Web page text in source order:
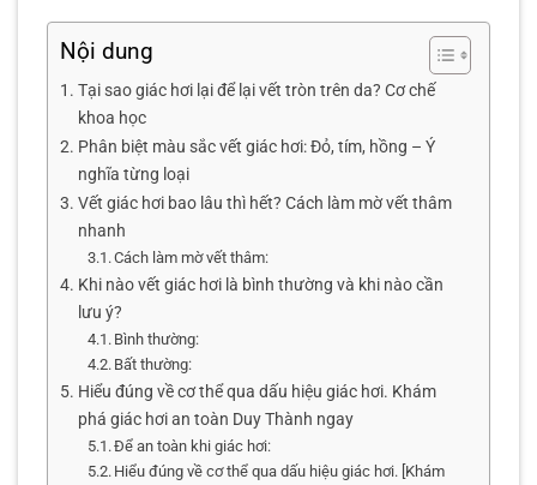
Nội dung
Tại sao giác hơi lại để lại vết tròn trên da? Cơ chế
khoa học
Phân biệt màu sắc vết giác hơi: Đỏ, tím, hồng – Ý
nghĩa từng loại
Vết giác hơi bao lâu thì hết? Cách làm mờ vết thâm
nhanh
Cách làm mờ vết thâm:
Khi nào vết giác hơi là bình thường và khi nào cần
lưu ý?
Bình thường:
Bất thường:
Hiểu đúng về cơ thể qua dấu hiệu giác hơi. Khám
phá giác hơi an toàn Duy Thành ngay
Để an toàn khi giác hơi:
Hiểu đúng về cơ thể qua dấu hiệu giác hơi. [Khám